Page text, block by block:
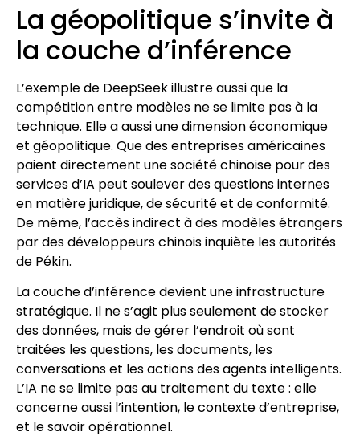
La géopolitique s’invite à
la couche d’inférence
L’exemple de DeepSeek illustre aussi que la
compétition entre modèles ne se limite pas à la
technique. Elle a aussi une dimension économique
et géopolitique. Que des entreprises américaines
paient directement une société chinoise pour des
services d’IA peut soulever des questions internes
en matière juridique, de sécurité et de conformité.
De même, l’accès indirect à des modèles étrangers
par des développeurs chinois inquiète les autorités
de Pékin.
La couche d’inférence devient une infrastructure
stratégique. Il ne s’agit plus seulement de stocker
des données, mais de gérer l’endroit où sont
traitées les questions, les documents, les
conversations et les actions des agents intelligents.
L’IA ne se limite pas au traitement du texte : elle
concerne aussi l’intention, le contexte d’entreprise,
et le savoir opérationnel.